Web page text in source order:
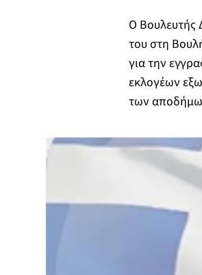
Ο Βουλευτής
του στη
για την
εκλογέων
των